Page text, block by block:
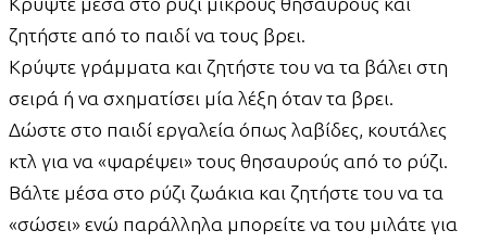
ζητήστε από το παιδί να τους βρει.
Κρύψτε γράμματα και ζητήστε του να τα βάλει στη
σειρά ή να σχηματίσει μία λέξη όταν τα βρει.
Δώστε στο παιδί εργαλεία όπως λαβίδες, κουτάλες
κτλ για να «ψαρέψει» τους θησαυρούς από το ρύζι.
Βάλτε μέσα στο ρύζι ζωάκια και ζητήστε του να τα
«σώσει» ενώ παράλληλα μπορείτε να του μιλάτε για